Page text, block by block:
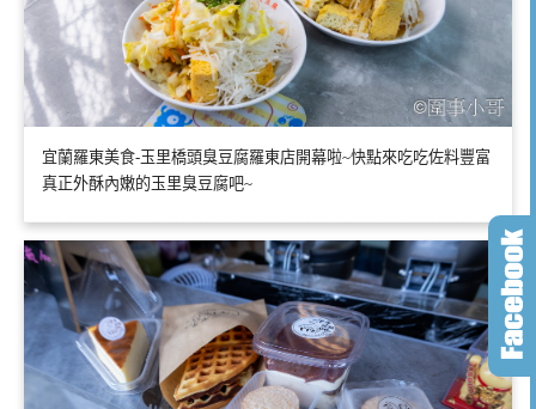
宜蘭羅東美食-玉里橋頭臭豆腐羅東店開幕啦~快點來吃吃佐料豐富
真正外酥內嫩的玉里臭豆腐吧~